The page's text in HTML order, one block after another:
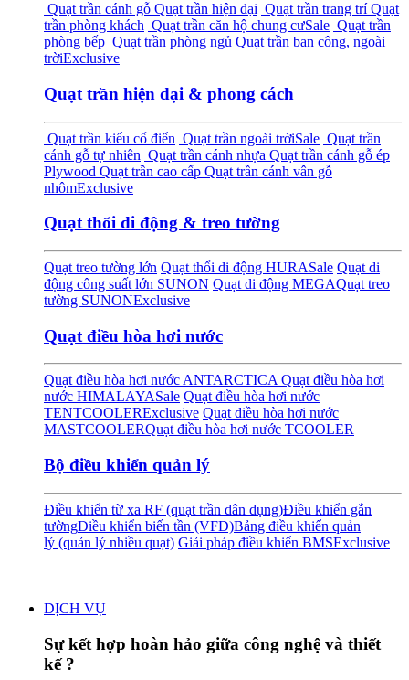
Quạt trần cánh gỗ Quạt trần hiện đại Quạt trần trang tríQuạt
trần phòng khách Quạt trần căn hộ chung cưSale Quạt trần
phòng bếp Quạt trần phòng ngủ Quạt trần ban công, ngoài
trờiExclusive
Quạt trần hiện đại & phong cách
Quạt trần kiểu cổ điển Quạt trần ngoài trờiSale Quạt trần
cánh gỗ tự nhiên Quạt trần cánh nhựa Quạt trần cánh gỗ ép
Plywood Quạt trần cao cấp Quạt trần cánh vân gỗ
nhômExclusive
Quạt thổi di động & treo tường
Quạt treo tường lớn Quạt thổi di động HURASale Quạt di
động công suất lớn SUNON Quạt di động MEGAQuạt treo
tường SUNONExclusive
Quạt điều hòa hơi nước
Quạt điều hòa hơi nước ANTARCTICA Quạt điều hòa hơi
nước HIMALAYASale Quạt điều hòa hơi nước
TENTCOOLERExclusive Quạt điều hòa hơi nước
MASTCOOLERQuạt điều hòa hơi nước TCOOLER
Bộ điều khiển quản lý
Điều khiển từ xa RF (quạt trần dân dụng)Điều khiển gắn
tườngĐiều khiển biến tần (VFD)Bảng điều khiển quản
lý (quản lý nhiều quạt) Giải pháp điều khiển BMSExclusive
DỊCH VỤ
Sự kết hợp hoàn hảo giữa công nghệ và thiết
kế ?